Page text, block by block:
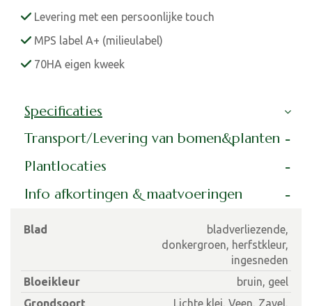
Levering met een persoonlijke touch
MPS label A+ (milieulabel)
70HA eigen kweek
Specificaties
Transport/Levering van bomen&planten
Plantlocaties
Info afkortingen & maatvoeringen
Blad
bladverliezende,
donkergroen, herfstkleur,
ingesneden
Bloeikleur
bruin, geel
Grondsoort
Lichte klei, Veen, Zavel,